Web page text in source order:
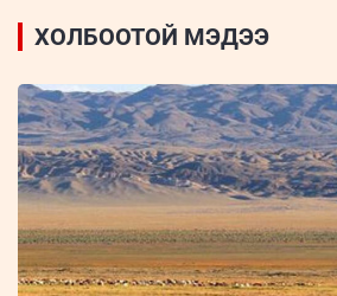
ХОЛБООТОЙ МЭДЭЭ